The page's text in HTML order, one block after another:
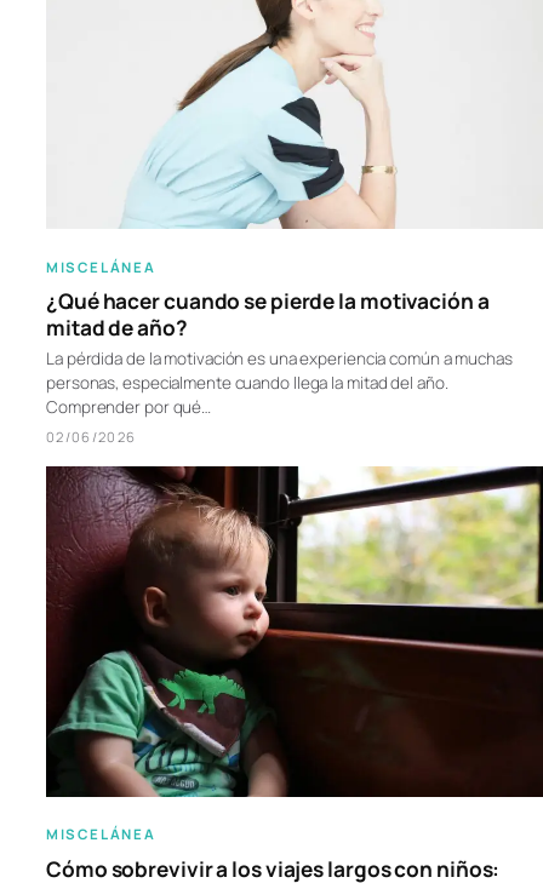
MISCELÁNEA
¿Qué hacer cuando se pierde la motivación a
mitad de año?
La pérdida de la motivación es una experiencia común a muchas
personas, especialmente cuando llega la mitad del año.
Comprender por qué…
02/06/2026
MISCELÁNEA
Cómo sobrevivir a los viajes largos con niños: